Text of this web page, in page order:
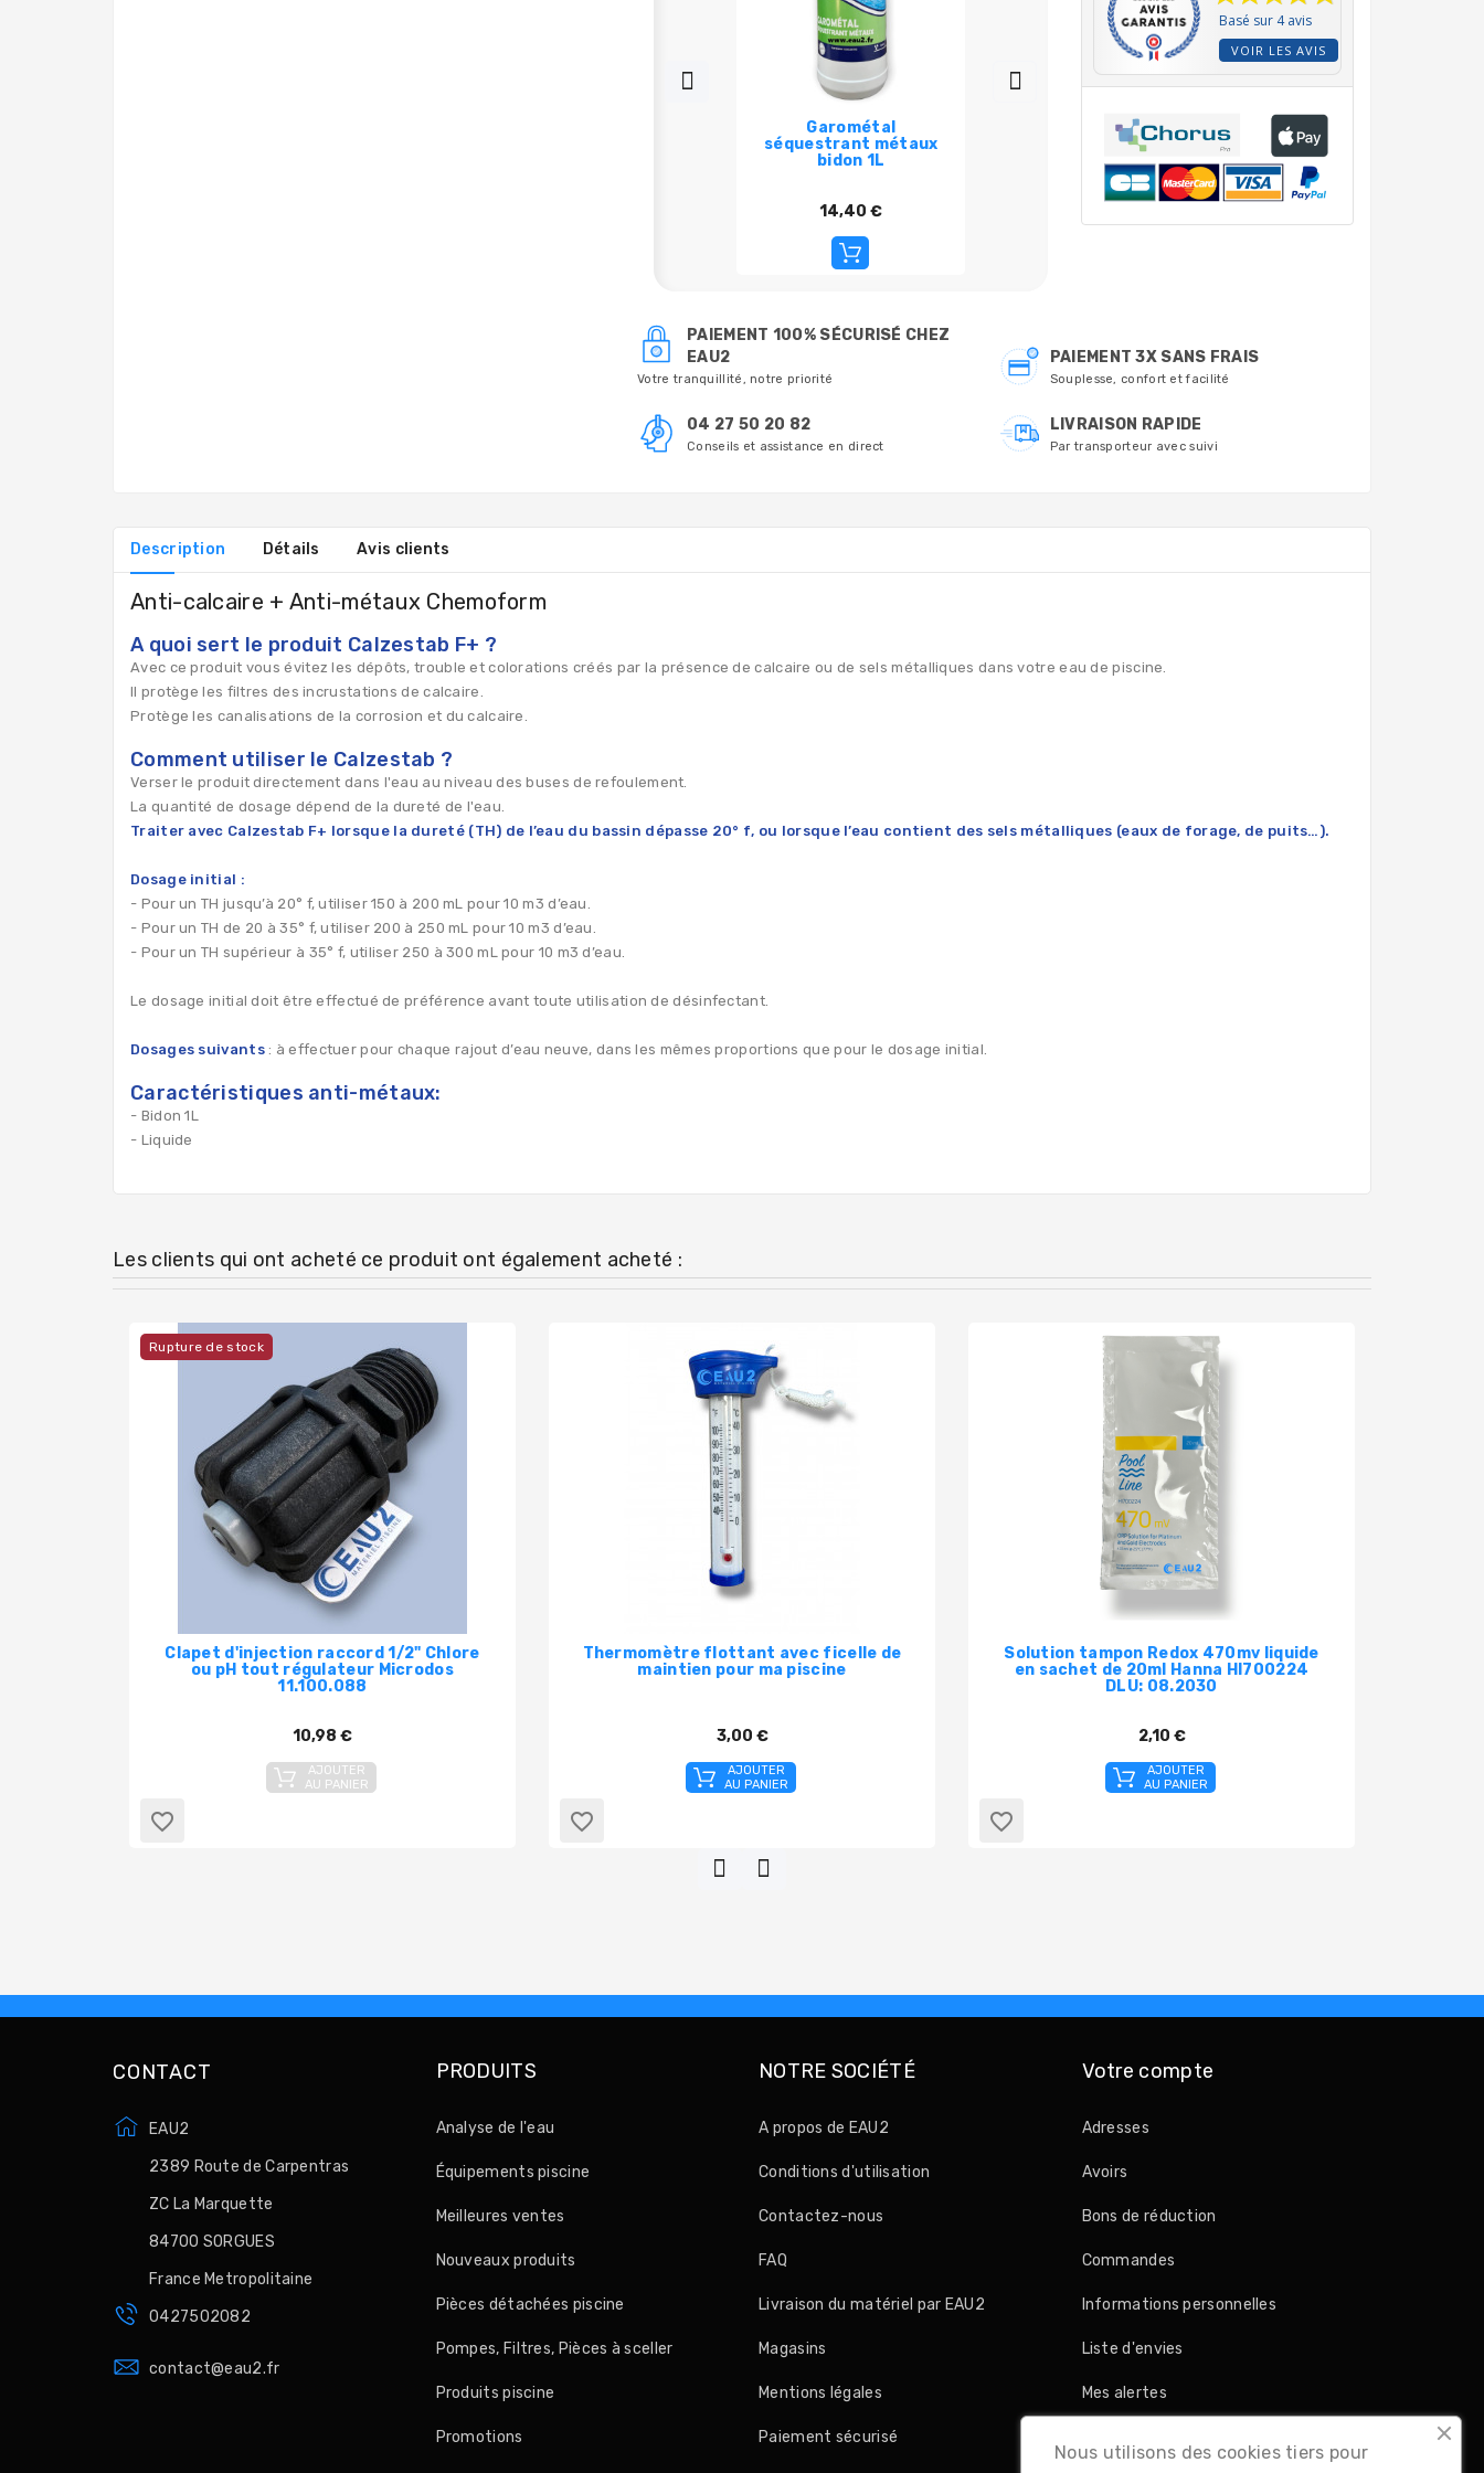
Garométal
séquestrant métaux
bidon 1L
14,40 €
Aqualoon boules
filtrantes pour
faciliter la filtration
des particules Sachet
de 10 boules
Basé sur 4 avis
VOIR LES AVIS
PAIEMENT 100% SÉCURISÉ CHEZ
EAU2
Votre tranquillité, notre priorité
PAIEMENT 3X SANS FRAIS
Souplesse, confort et facilité
04 27 50 20 82
Conseils et assistance en direct
LIVRAISON RAPIDE
Par transporteur avec suivi
Description Détails Avis clients
Anti-calcaire + Anti-métaux Chemoform
A quoi sert le produit Calzestab F+ ?
Avec ce produit vous évitez les dépôts, trouble et colorations créés par la présence de calcaire ou de sels métalliques dans votre eau de piscine.
Il protège les filtres des incrustations de calcaire.
Protège les canalisations de la corrosion et du calcaire.
Comment utiliser le Calzestab ?
Verser le produit directement dans l'eau au niveau des buses de refoulement.
La quantité de dosage dépend de la dureté de l'eau.
Traiter avec Calzestab F+ lorsque la dureté (TH) de l’eau du bassin dépasse 20° f, ou lorsque l’eau contient des sels métalliques (eaux de forage, de puits…).
Dosage initial :
- Pour un TH jusqu’à 20° f, utiliser 150 à 200 mL pour 10 m3 d’eau.
- Pour un TH de 20 à 35° f, utiliser 200 à 250 mL pour 10 m3 d’eau.
- Pour un TH supérieur à 35° f, utiliser 250 à 300 mL pour 10 m3 d’eau.
Le dosage initial doit être effectué de préférence avant toute utilisation de désinfectant.
Dosages suivants : à effectuer pour chaque rajout d’eau neuve, dans les mêmes proportions que pour le dosage initial.
Caractéristiques anti-métaux:
- Bidon 1L
- Liquide
Les clients qui ont acheté ce produit ont également acheté :
Rupture de stock
Clapet d'injection raccord 1/2" Chlore
ou pH tout régulateur Microdos
11.100.088
10,98 €
AJOUTER
AU PANIER
favorite_border
Thermomètre flottant avec ficelle de
maintien pour ma piscine
3,00 €
AJOUTER
AU PANIER
favorite_border
Solution tampon Redox 470mv liquide
en sachet de 20ml Hanna HI700224
DLU: 08.2030
2,10 €
AJOUTER
AU PANIER
favorite_border
CONTACT
EAU2
2389 Route de Carpentras
ZC La Marquette
84700 SORGUES
France Metropolitaine
0427502082
contact@eau2.fr
PRODUITS
Analyse de l'eau
Équipements piscine
Meilleures ventes
Nouveaux produits
Pièces détachées piscine
Pompes, Filtres, Pièces à sceller
Produits piscine
Promotions
NOTRE SOCIÉTÉ
A propos de EAU2
Conditions d'utilisation
Contactez-nous
FAQ
Livraison du matériel par EAU2
Magasins
Mentions légales
Paiement sécurisé
Votre compte
Adresses
Avoirs
Bons de réduction
Commandes
Informations personnelles
Liste d'envies
Mes alertes
Nous utilisons des cookies tiers pour